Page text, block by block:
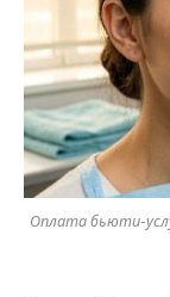
Оплата бьюти-